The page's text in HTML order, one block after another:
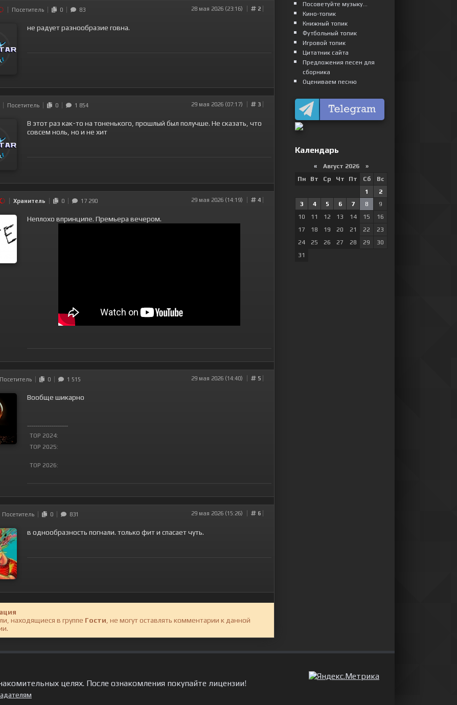
Посетитель 0 83 28 мая 2026 (23:16) 2
не рaдует рaзнообрaзие говнa.
Посетитель 0 1 854 29 мая 2026 (07:17) 3
В этот раз как-то на тоненького, прошлый был получше. Не сказать, что
совсем ноль, но и не хит
Хранитель 0 17 290 29 мая 2026 (14:19) 4
Неплохо впринципе. Премьера вечером.
Посетитель 0 1 515 29 мая 2026 (14:40) 5
Вообще шикарно
--------------------
TOP 2024:
TOP 2025:
TOP 2026:
Посетитель 0 831 29 мая 2026 (15:26) 6
в однообразность погнали. только фит и спасает чуть.
находящиеся в группе Гости , не могут оставлять комментарии к данной
Посоветуйте музыку...
Кино-топик
Книжный топик
Футбольный топик
Игровой топик
Цитатник сайта
Предложения песен для
сборника
Оцениваем песню
Календарь
«Август 2026 »
Пн
Вт Ср Чт Пт Сб
Вс
1
2
3
4 5 6 7 8
9
10
11 12 13 14 15
16
17
18 19 20 21 22
23
24
25 26 27 28 29
30
31
целях. После ознакомления покупайте лицензии!